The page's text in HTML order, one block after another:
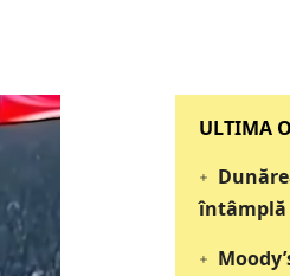
‎‎‎‎‎‎‎ULTIMA
întâmplă